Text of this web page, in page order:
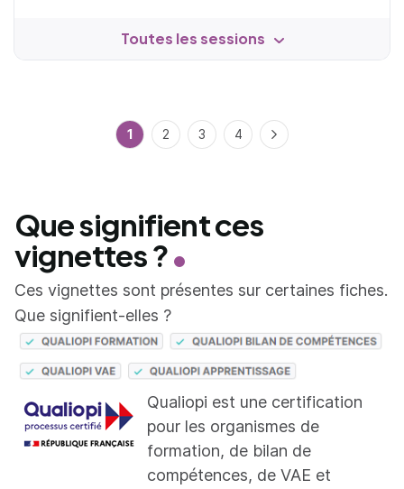
Toutes les sessions
1 2 3 4 Suivant
Que signifient ces
vignettes ?
Ces vignettes sont présentes sur certaines fiches.
Que signifient-elles ?
Qualiopi est une certification
pour les organismes de
formation, de bilan de
compétences, de VAE et